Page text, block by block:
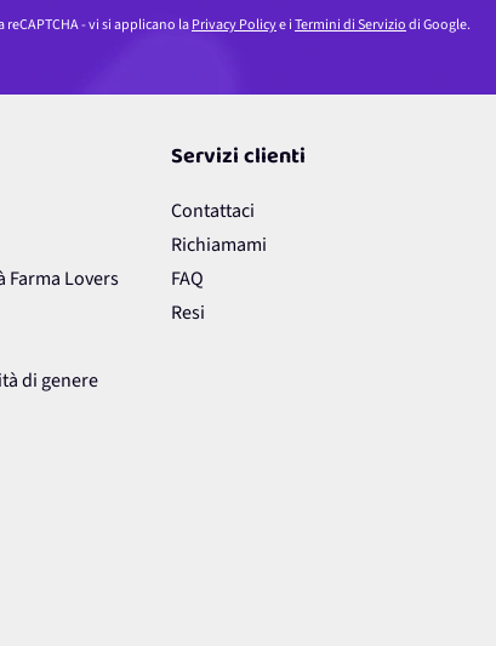
per completare l’iscrizione e iniziare a ricevere
Lovers
Servizi clienti
Contattaci
Richiamami